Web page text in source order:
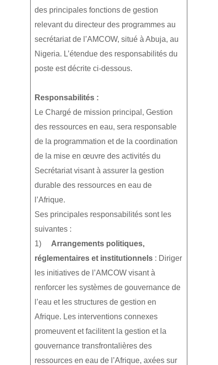
des principales fonctions de gestion
relevant du directeur des programmes au
secrétariat de l’AMCOW, situé à Abuja, au
Nigeria. L’étendue des responsabilités du
poste est décrite ci-dessous.
Responsabilités :
Le Chargé de mission principal, Gestion
des ressources en eau, sera responsable
de la programmation et de la coordination
de la mise en œuvre des activités du
Secrétariat visant à assurer la gestion
durable des ressources en eau de
l’Afrique.
Ses principales responsabilités sont les
suivantes :
1) Arrangements politiques,
réglementaires et institutionnels : Diriger
les initiatives de l’AMCOW visant à
renforcer les systèmes de gouvernance de
l’eau et les structures de gestion en
Afrique. Les interventions connexes
promeuvent et facilitent la gestion et la
gouvernance transfrontalières des
ressources en eau de l’Afrique, axées sur